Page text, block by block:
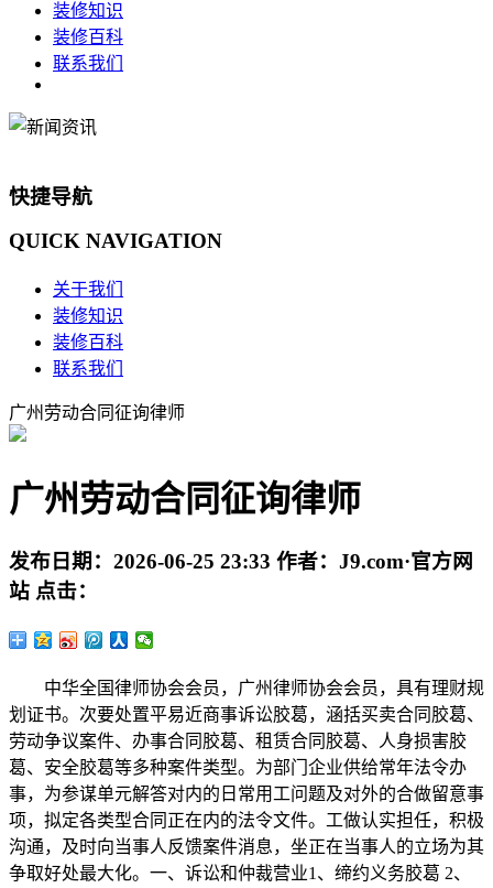
装修知识
装修百科
联系我们
快捷导航
QUICK NAVIGATION
关于我们
装修知识
装修百科
联系我们
广州劳动合同征询律师
广州劳动合同征询律师
发布日期： 2026-06-25 23:33 作者： J9.com·官方网
站 点击：
中华全国律师协会会员，广州律师协会会员，具有理财规
划证书。次要处置平易近商事诉讼胶葛，涵括买卖合同胶葛、
劳动争议案件、办事合同胶葛、租赁合同胶葛、人身损害胶
葛、安全胶葛等多种案件类型。为部门企业供给常年法令办
事，为参谋单元解答对内的日常用工问题及对外的合做留意事
项，拟定各类型合同正在内的法令文件。工做认实担任，积极
沟通，及时向当事人反馈案件消息，坐正在当事人的立场为其
争取好处最大化。一、诉讼和仲裁营业1、缔约义务胶葛 2、